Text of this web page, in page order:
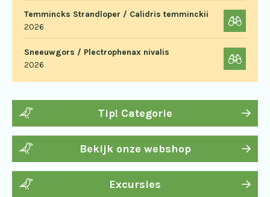
Temmincks Strandloper / Calidris temminckii
2026
Sneeuwgors / Plectrophenax nivalis
2026
Tip! Categorie
Bekijk onze webshop
Excursies